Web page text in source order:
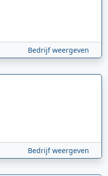
Bedrijf weergeven
Bedrijf weergeven